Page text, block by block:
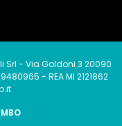
Srl - Via Goldoni 3 20090
- REA MI 2121862